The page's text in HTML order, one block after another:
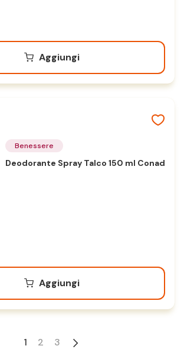
Aggiungi
Benessere
Deodorante Spray Talco 150 ml Conad
Aggiungi
1 2 3